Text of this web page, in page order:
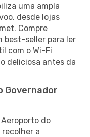
uma ampla
desde lojas
Compre
best-seller para ler
com o Wi-Fi
deliciosa antes da
Governador
do
recolher a